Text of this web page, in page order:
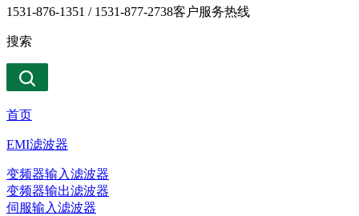
1531-876-1351 / 1531-877-2738客户服务热线
搜索
首页
EMI滤波器
变频器输入滤波器
变频器输出滤波器
伺服输入滤波器